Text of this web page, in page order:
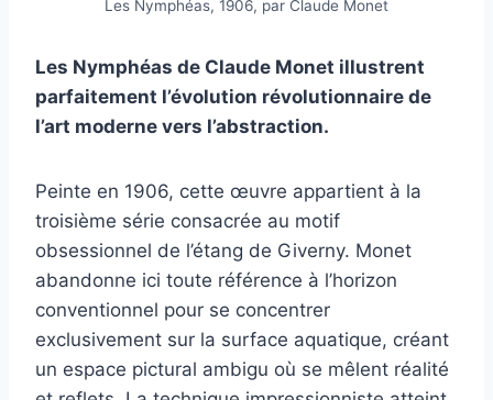
Les Nymphéas, 1906, par Claude Monet
Les Nymphéas de Claude Monet illustrent
parfaitement l’évolution révolutionnaire de
l’art moderne vers l’abstraction.
Peinte en 1906, cette œuvre appartient à la
troisième série consacrée au motif
obsessionnel de l’étang de Giverny. Monet
abandonne ici toute référence à l’horizon
conventionnel pour se concentrer
exclusivement sur la surface aquatique, créant
un espace pictural ambigu où se mêlent réalité